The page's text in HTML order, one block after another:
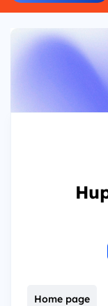
Home page